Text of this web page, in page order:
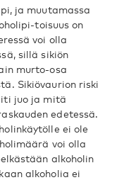
ja muutamassa
toisuus on
voi olla
sillä sikiön
murto-osa
Sikiövaurion riski
juo ja mitä
edetessä.
ei ole
voi olla
alkoholin
alkoholia ei